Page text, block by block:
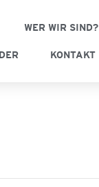
WER WIR SIND?
KONTAKT